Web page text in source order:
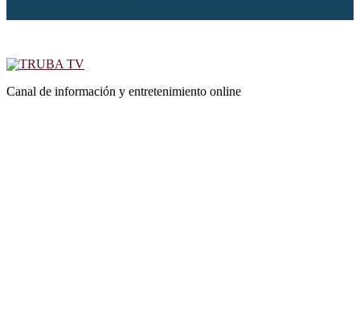
Canal de información y entretenimiento online